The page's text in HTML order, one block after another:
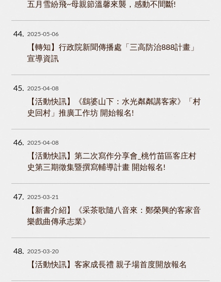
五月雪紛飛~母親節溫馨來襲，感動不間斷!
44 2025-05-06
【轉知】行政院新聞傳播處「三高防治888計畫」
宣導資訊
45 2025-04-08
【活動快訊】《鷂婆山下：水光粼粼講客家》「村
史回村」推廣工作坊 開始報名!
46 2025-04-08
【活動快訊】第二次寫作分享會_桃竹苗區客庄村
史第三期徵集暨撰寫輔導計畫 開始報名!
47 2025-03-21
【新書介紹】《采茶歌隨八音來：鄭榮興的客家音
樂戲曲傳承志業》
48 2025-03-20
【活動快訊】客家成長禮 親子場首度開放報名